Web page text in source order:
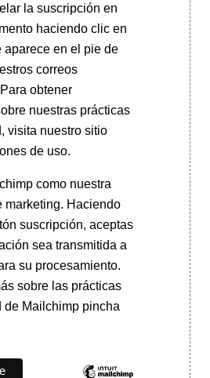
la suscripción en
haciendo clic en
aparece en el pie de
correos
obtener
nuestras prácticas
visita nuestro sitio
de uso.
como nuestra
marketing. Haciendo
suscripción, aceptas
sea transmitida a
su procesamiento.
sobre las prácticas
de Mailchimp pincha